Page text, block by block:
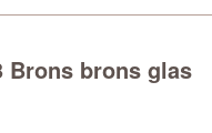
Brons brons glas